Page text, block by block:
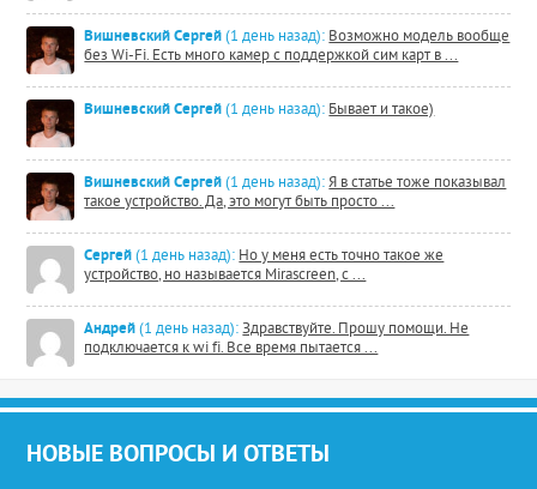
Вишневский Сергей (1 день назад): Возможно модель вообще
без Wi-Fi. Есть много камер с поддержкой сим карт в ...
Вишневский Сергей (1 день назад): Бывает и такое)
Вишневский Сергей (1 день назад): Я в статье тоже показывал
такое устройство. Да, это могут быть просто ...
Сергей (1 день назад): Но у меня есть точно такое же
устройство, но называется Mirascreen, с ...
Андрей (1 день назад): Здравствуйте. Прошу помощи. Не
подключается к wi fi. Все время пытается ...
НОВЫЕ ВОПРОСЫ И ОТВЕТЫ